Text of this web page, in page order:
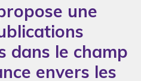
une
dans le champ
envers les